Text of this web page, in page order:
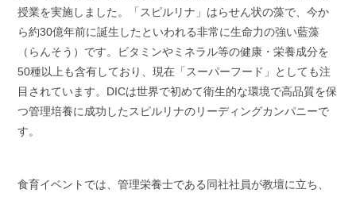
授業を実施しました。「スピルリナ」はらせん状の藻で、今か
ら約30億年前に誕生したといわれる非常に生命力の強い藍藻
（らんそう）です。ビタミンやミネラル等の健康・栄養成分を
50種以上も含有しており、現在「スーパーフード」としても注
目されています。DICは世界で初めて衛生的な環境で高品質を保
つ管理培養に成功したスピルリナのリーディングカンパニーで
す。
食育イベントでは、管理栄養士である同社社員が教壇に立ち、